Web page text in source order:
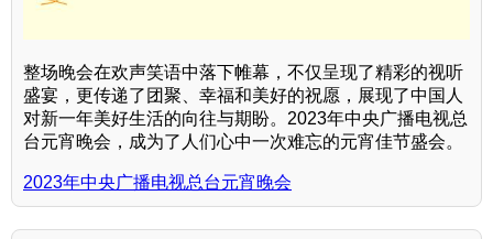
整场晚会在欢声笑语中落下帷幕，不仅呈现了精彩的视听
盛宴，更传递了团聚、幸福和美好的祝愿，展现了中国人
对新一年美好生活的向往与期盼。2023年中央广播电视总
台元宵晚会，成为了人们心中一次难忘的元宵佳节盛会。
2023年中央广播电视总台元宵晚会